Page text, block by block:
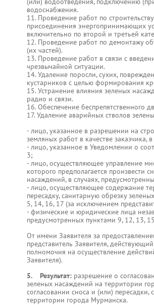
водоснабжения.
11. Проведение работ по
присоединения энергопринимающих
включительно по второй и третьей
12. Проведение работ по демонтажу
(их частей).
13. Проведение работ в связи с
чрезвычайной ситуации.
14. Удаление поросли, сухих,
кустарников с целью формирования
15. Устранение влияния зеленых
радио и связи.
16. Обеспечение беспрепятственного
17. Удаление аварийных стволов
- лицо, указанное в разрешении на
земляных работ в качестве заказчика,
- лицо, указанное в Уведомлении о
3;
- лицо, осуществляющее управление
которого предполагается произвести
насаждений, в случаях,
- лицо, осуществляющее содержание
пересадку, санитарную обрезку
5, 14, 16, 17 (за исключением
- физические и юридические лица
предусмотренных пунктами 9, 12, 13,
От имени Заявителя за
представитель Заявителя,
полномочия на осуществление
Заявителя).
5. Результат: разрешение о
зеленых насаждений на территории
согласовании сноса и (или)
территории города Мурманска.